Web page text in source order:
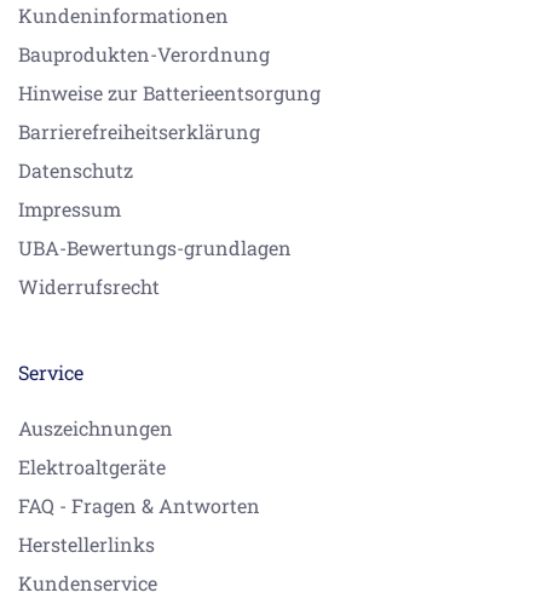
Kundeninformationen
Bauprodukten-Verordnung
Hinweise zur Batterieentsorgung
Barrierefreiheitserklärung
Datenschutz
Impressum
UBA-Bewertungs-grundlagen
Widerrufsrecht
Service
Auszeichnungen
Elektroaltgeräte
FAQ - Fragen & Antworten
Herstellerlinks
Kundenservice